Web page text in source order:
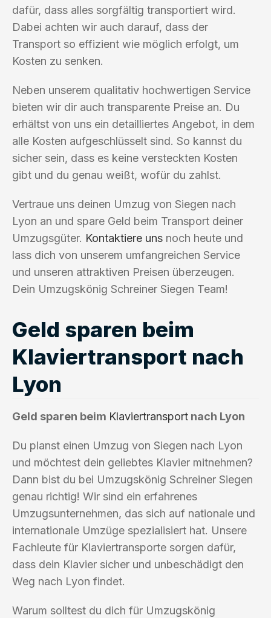
dafür, dass alles sorgfältig transportiert wird.
Dabei achten wir auch darauf, dass der
Transport so effizient wie möglich erfolgt, um
Kosten zu senken.
Neben unserem qualitativ hochwertigen Service
bieten wir dir auch transparente Preise an. Du
erhältst von uns ein detailliertes Angebot, in dem
alle Kosten aufgeschlüsselt sind. So kannst du
sicher sein, dass es keine versteckten Kosten
gibt und du genau weißt, wofür du zahlst.
Vertraue uns deinen Umzug von Siegen nach
Lyon an und spare Geld beim Transport deiner
Umzugsgüter. Kontaktiere uns noch heute und
lass dich von unserem umfangreichen Service
und unseren attraktiven Preisen überzeugen.
Dein Umzugskönig Schreiner Siegen Team!
Geld sparen beim
Klaviertransport nach
Lyon
Geld sparen beim Klaviertransport nach Lyon
Du planst einen Umzug von Siegen nach Lyon
und möchtest dein geliebtes Klavier mitnehmen?
Dann bist du bei Umzugskönig Schreiner Siegen
genau richtig! Wir sind ein erfahrenes
Umzugsunternehmen, das sich auf nationale und
internationale Umzüge spezialisiert hat. Unsere
Fachleute für Klaviertransporte sorgen dafür,
dass dein Klavier sicher und unbeschädigt den
Weg nach Lyon findet.
Warum solltest du dich für Umzugskönig